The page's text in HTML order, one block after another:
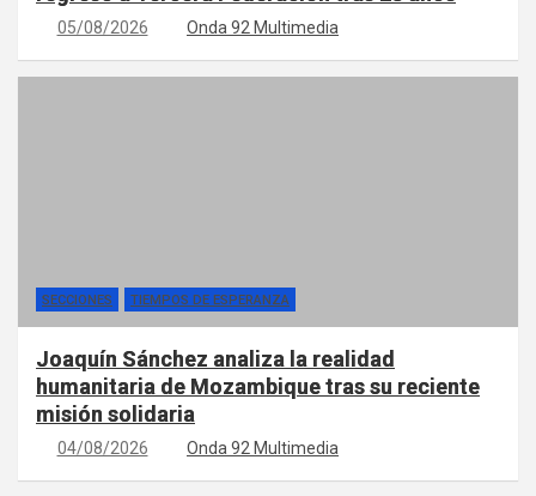
05/08/2026 Onda 92 Multimedia
SECCIONES TIEMPOS DE ESPERANZA
Joaquín Sánchez analiza la realidad
humanitaria de Mozambique tras su reciente
misión solidaria
04/08/2026 Onda 92 Multimedia